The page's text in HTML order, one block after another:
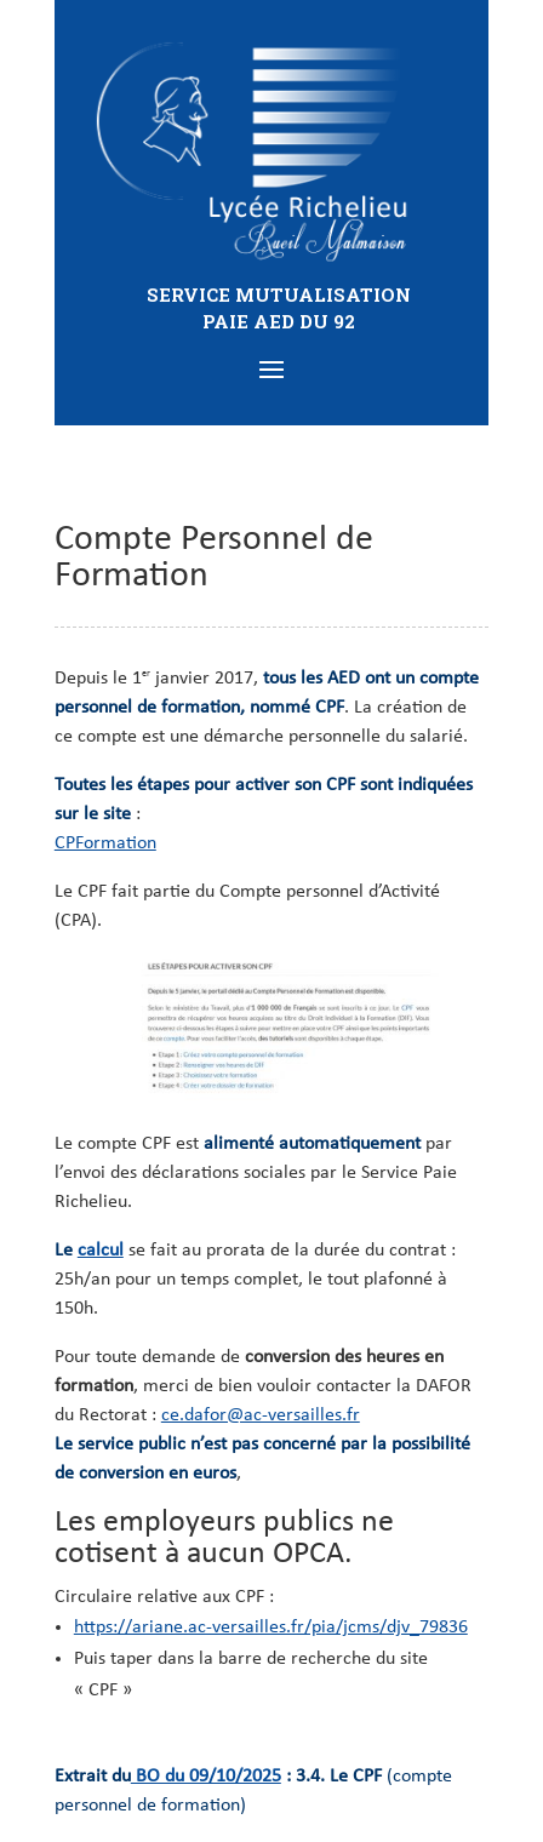
SERVICE MUTUALISATION
PAIE AED DU 92
Compte Personnel de
Formation
Depuis le 1erjanvier 2017, tous les AED ont un compte
personnel de formation, nommé CPF. La création de
ce compte est une démarche personnelle du salarié.
Toutes les étapes pour activer son CPF sont indiquées
sur le site:
CPFormation
Le CPF fait partie du Compte personnel d’Activité
(CPA).
Le compte CPF est alimenté automatiquementpar
l’envoi des déclarations sociales par le Service Paie
Richelieu.
Le calcul se fait au prorata de la durée du contrat :
25h/an pour un temps complet, le tout plafonné à
150h.
Pour toute demande de conversion des heures en
formation, merci de bien vouloir contacter la DAFOR
du Rectorat : ce.dafor@ac-versailles.fr
Le service public n’est pas concerné par la possibilité
de conversion en euros,
Les employeurs publics ne
cotisent à aucun OPCA.
Circulaire relative aux CPF :
https://ariane.ac-versailles.fr/pia/jcms/djv_79836
Puis taper dans la barre de recherche du site
« CPF »
Extrait duBO du 09/10/2025: 3.4. Le CPF(compte
personnel de formation)